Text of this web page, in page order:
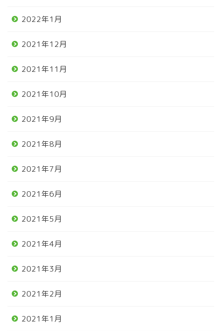
2022年1月
2021年12月
2021年11月
2021年10月
2021年9月
2021年8月
2021年7月
2021年6月
2021年5月
2021年4月
2021年3月
2021年2月
2021年1月